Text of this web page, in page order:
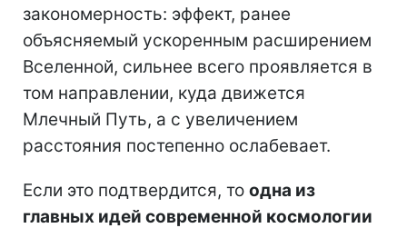
закономерность: эффект, ранее
объясняемый ускоренным расширением
Вселенной, сильнее всего проявляется в
том направлении, куда движется
Млечный Путь, а с увеличением
расстояния постепенно ослабевает.
Если это подтвердится, то одна из
главных идей современной космологии